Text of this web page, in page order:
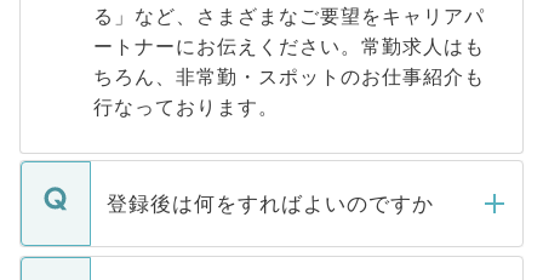
る」など、さまざまなご要望をキャリアパ
ートナーにお伝えください。常勤求人はも
ちろん、非常勤・スポットのお仕事紹介も
行なっております。
登録後は何をすればよいのですか
ご登録いただきましたら、弊社担当者がご